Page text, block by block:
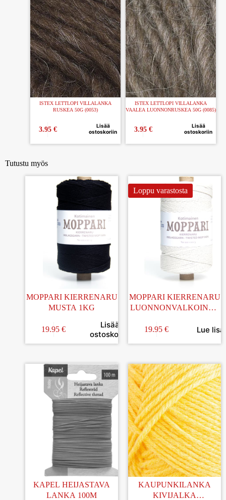
ISTEX LETTLOPI VILLALANKA
RUSKEA 50G (0053)
3.95 €
Lisää
ostoskoriin
ISTEX LETTLOPI VILLALANKA
VAALEA LUONNONRUSKEA 50G (0085)
3.95 €
Lisää
ostoskoriin
Tutustu myös
MOPPARI KIERRENARU
MUSTA 1KG
19.95 €
Lisää
ostoskoriin
Loppu varastosta
MOPPARI KIERRENARU
LUONNONVALKOINEN
19.95 € Lue
KAPEL HEIJASTAVA
LANKA 100M
KAUPUNKILANKA
KIVIJALKA